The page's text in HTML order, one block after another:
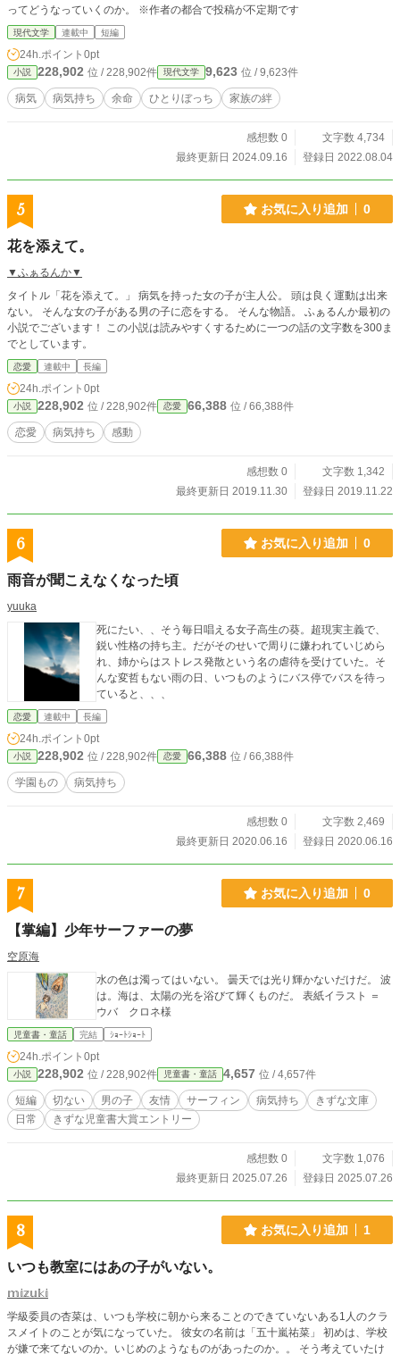
ってどうなっていくのか。 ※作者の都合で投稿が不定期です
現代文学 連載中 短編
24h.ポイント 0pt
小説 228,902 位 / 228,902件 現代文学 9,623 位 / 9,623件
病気 病気持ち 余命 ひとりぼっち 家族の絆
感想数 0
文字数 4,734
最終更新日 2024.09.16
登録日 2022.08.04
5 お気に入り追加 0
花を添えて。
▼ふぁるんか▼
タイトル「花を添えて。」 病気を持った女の子が主人公。 頭は良く運動は出来
ない。 そんな女の子がある男の子に恋をする。 そんな物語。 ふぁるんか最初の
小説でございます！ この小説は読みやすくするために一つの話の文字数を300ま
でとしています。
恋愛 連載中 長編
24h.ポイント 0pt
小説 228,902 位 / 228,902件 恋愛 66,388 位 / 66,388件
恋愛 病気持ち 感動
感想数 0
文字数 1,342
最終更新日 2019.11.30
登録日 2019.11.22
6 お気に入り追加 0
雨音が聞こえなくなった頃
yuuka
死にたい、、そう毎日唱える女子高生の葵。超現実主義で、
鋭い性格の持ち主。だがそのせいで周りに嫌われていじめら
れ、姉からはストレス発散という名の虐待を受けていた。そ
んな変哲もない雨の日、いつものようにバス停でバスを待っ
ていると、、、
恋愛 連載中 長編
24h.ポイント 0pt
小説 228,902 位 / 228,902件 恋愛 66,388 位 / 66,388件
学園もの 病気持ち
感想数 0
文字数 2,469
最終更新日 2020.06.16
登録日 2020.06.16
7 お気に入り追加 0
【掌編】少年サーファーの夢
空原海
水の色は濁ってはいない。 曇天では光り輝かないだけだ。 波
は。海は、太陽の光を浴びて輝くものだ。 表紙イラスト ＝
ウバ クロネ様
児童書・童話 完結 ｼｮｰﾄｼｮｰﾄ
24h.ポイント 0pt
小説 228,902 位 / 228,902件 児童書・童話 4,657 位 / 4,657件
短編 切ない 男の子 友情 サーフィン 病気持ち
きずな文庫
日常
きずな児童書大賞エントリー
感想数 0
文字数 1,076
最終更新日 2025.07.26
登録日 2025.07.26
8 お気に入り追加 1
いつも教室にはあの子がいない。
𝕞𝕚𝕫𝕦𝕜𝕚
学級委員の杏菜は、いつも学校に朝から来ることのできていないある1人のクラ
スメイトのことが気になっていた。 彼女の名前は「五十嵐祐菜」 初めは、学校
が嫌で来てないのか。いじめのようなものがあったのか。。 そう考えていたけ